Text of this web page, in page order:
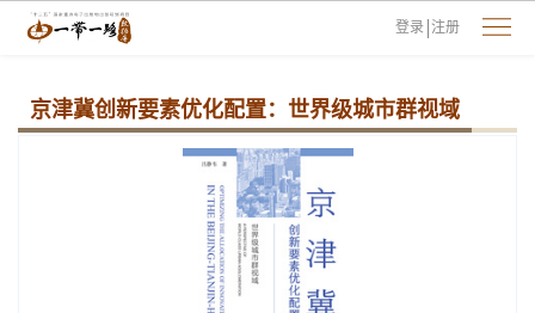
登录 注册
京津冀创新要素优化配置：世界级城市群视域